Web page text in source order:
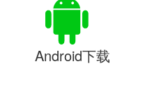
Android下载